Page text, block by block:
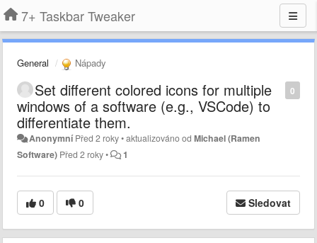
7+ Taskbar Tweaker
General Nápady
0
Set different colored icons for multiple
windows of a software (e.g., VSCode) to
differentiate them.
AnonymníPřed 2 roky•aktualizováno odMichael (Ramen
Software) Před 2 roky• 1
0 0 Sledovat